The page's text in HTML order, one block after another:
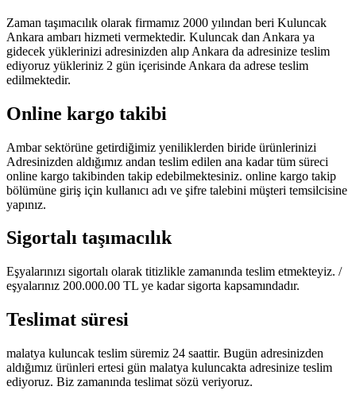
Zaman taşımacılık olarak firmamız 2000 yılından beri Kuluncak
Ankara ambarı hizmeti vermektedir. Kuluncak dan Ankara ya
gidecek yüklerinizi adresinizden alıp Ankara da adresinize teslim
ediyoruz yükleriniz 2 gün içerisinde Ankara da adrese teslim
edilmektedir.
Online kargo takibi
Ambar sektörüne getirdiğimiz yeniliklerden biride ürünlerinizi
Adresinizden aldığımız andan teslim edilen ana kadar tüm süreci
online kargo takibinden takip edebilmektesiniz. online kargo takip
bölümüne giriş için kullanıcı adı ve şifre talebini müşteri temsilcisine
yapınız.
Sigortalı taşımacılık
Eşyalarınızı sigortalı olarak titizlikle zamanında teslim etmekteyiz. /
eşyalarınız 200.000.00 TL ye kadar sigorta kapsamındadır.
Teslimat süresi
malatya kuluncak teslim süremiz 24 saattir. Bugün adresinizden
aldığımız ürünleri ertesi gün malatya kuluncakta adresinize teslim
ediyoruz. Biz zamanında teslimat sözü veriyoruz.